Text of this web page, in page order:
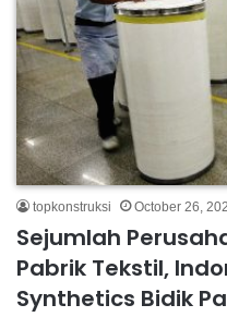
topkonstruksi October 26,
Sejumlah
Pabrik Tekstil,
Synthetics Bidik